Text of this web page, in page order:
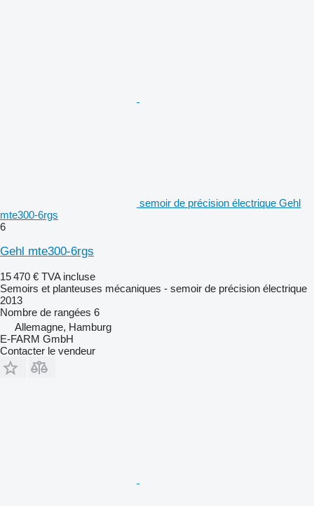
semoir de précision électrique Gehl
mte300-6rgs
6
Gehl mte300-6rgs
15 470 € TVA incluse
Semoirs et planteuses mécaniques - semoir de précision électrique
2013
Nombre de rangées 6
Allemagne, Hamburg
E-FARM GmbH
Contacter le vendeur